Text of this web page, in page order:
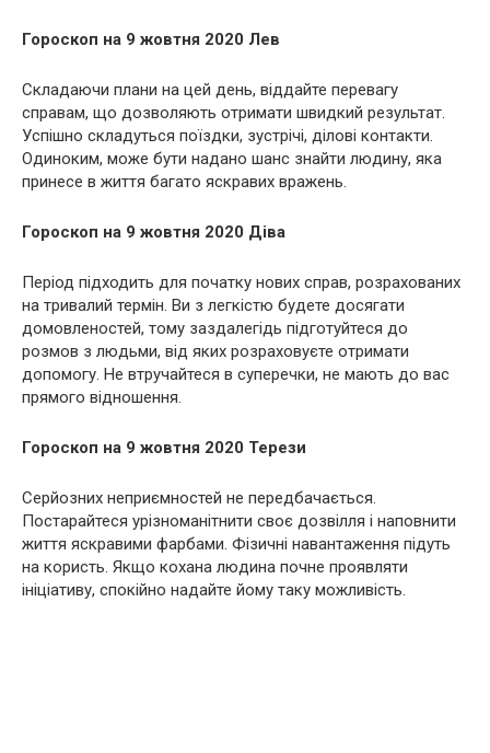
Гороскоп на 9 жовтня 2020 Лев
Складаючи плани на цей день, віддайте перевагу
справам, що дозволяють отримати швидкий результат.
Успішно складуться поїздки, зустрічі, ділові контакти.
Одиноким, може бути надано шанс знайти людину, яка
принесе в життя багато яскравих вражень.
Гороскоп на 9 жовтня 2020 Діва
Період підходить для початку нових справ, розрахованих
на тривалий термін. Ви з легкістю будете досягати
домовленостей, тому заздалегідь підготуйтеся до
розмов з людьми, від яких розраховуєте отримати
допомогу. Не втручайтеся в суперечки, не мають до вас
прямого відношення.
Гороскоп на 9 жовтня 2020 Терези
Серйозних неприємностей не передбачається.
Постарайтеся урізноманітнити своє дозвілля і наповнити
життя яскравими фарбами. Фізичні навантаження підуть
на користь. Якщо кохана людина почне проявляти
ініціативу, спокійно надайте йому таку можливість.